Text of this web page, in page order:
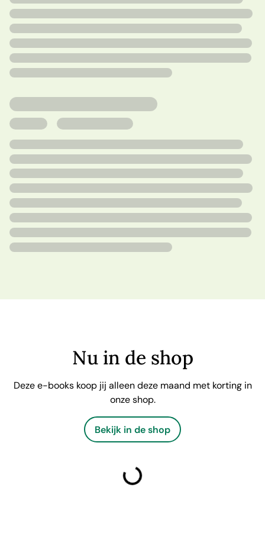
Nu in de shop
Deze e-books koop jij alleen deze maand met korting in
onze shop.
Bekijk in de shop
laden